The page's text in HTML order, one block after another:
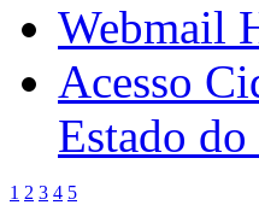
Webmail
Acesso
Estado do
1 2 3 4 5